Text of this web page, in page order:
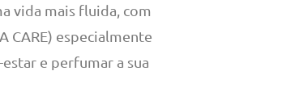
vida mais fluida, com
CARE) especialmente
e perfumar a sua